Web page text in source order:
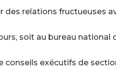
relations fructueuses
soit au bureau national
conseils exécutifs de